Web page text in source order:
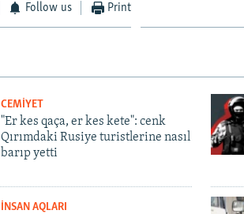
Follow us Print
CEMİYET
"Er kes qaça, er kes kete": cenk
Qırımdaki Rusiye turistlerine nasıl
barıp yetti
İNSAN AQLARI